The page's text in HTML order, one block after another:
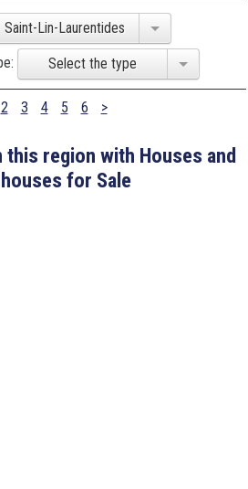
Saint-Lin-Laurentides
Select the type
2 3 4 5 6 >
region with Houses and
for Sale